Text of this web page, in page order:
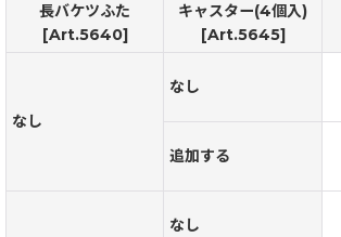
長バケツふた
[Art.5640]
キャスター(4個入)
[Art.5645]
なし
なし
追加する
なし